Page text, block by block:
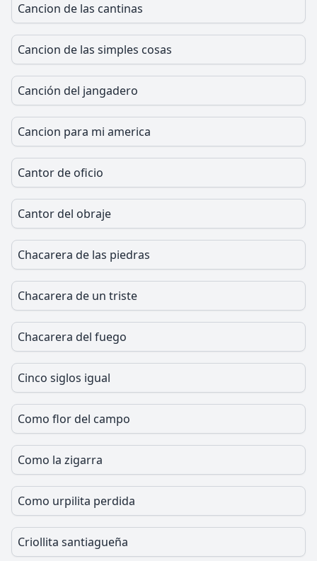
Cancion de las cantinas
Cancion de las simples cosas
Canción del jangadero
Cancion para mi america
Cantor de oficio
Cantor del obraje
Chacarera de las piedras
Chacarera de un triste
Chacarera del fuego
Cinco siglos igual
Como flor del campo
Como la zigarra
Como urpilita perdida
Criollita santiagueña